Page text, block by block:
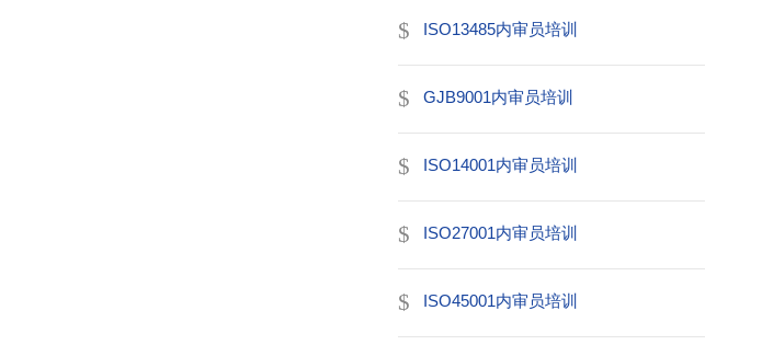
ISO13485内审员培训
GJB9001内审员培训
ISO14001内审员培训
ISO27001内审员培训
ISO45001内审员培训